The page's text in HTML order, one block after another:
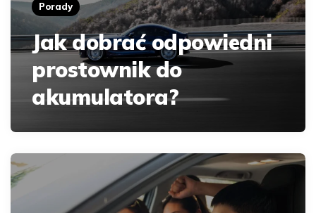
Porady
Jak dobrać odpowiedni
prostownik do
akumulatora?